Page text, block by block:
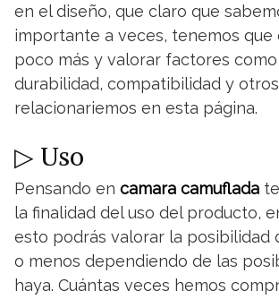
en el diseño, que claro que
importante a veces, tenemos que
poco más y valorar factores
durabilidad, compatibilidad y
relacionariemos en esta página.
▷ Uso
Pensando en camara camuflada
la finalidad del uso del producto,
esto podrás valorar la posibilidad
o menos dependiendo de las
haya. Cuántas veces hemos